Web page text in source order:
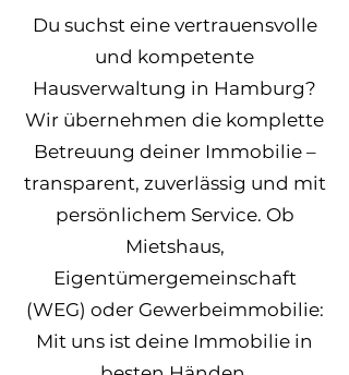
Du suchst eine vertrauensvolle
und kompetente
Hausverwaltung in Hamburg?
Wir übernehmen die komplette
Betreuung deiner Immobilie –
transparent, zuverlässig und mit
persönlichem Service. Ob
Mietshaus,
Eigentümergemeinschaft
(WEG) oder Gewerbeimmobilie:
Mit uns ist deine Immobilie in